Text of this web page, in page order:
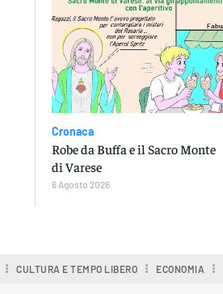
Cronaca
Robe da Buffa e il Sacro Monte
di Varese
6 Agosto 2026
CULTURA E TEMPO LIBERO ECONOMIA